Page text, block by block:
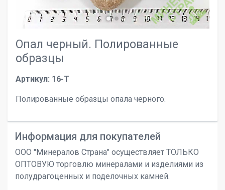
Опал черный. Полированные
образцы
Артикул: 16-T
Полированные образцы опала черного.
Информация для покупателей
ООО "Минералов Страна" осуществляет ТОЛЬКО
ОПТОВУЮ торговлю минералами и изделиями из
полудрагоценных и поделочных камней.